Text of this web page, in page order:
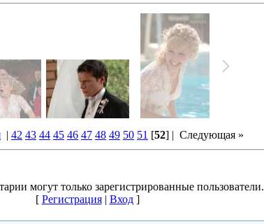
| 42 43 44 45 46 47 48 49 50 51 [52] | Следующая »
могут только зарегистрированные пользователи.
[ Регистрация| Вход]